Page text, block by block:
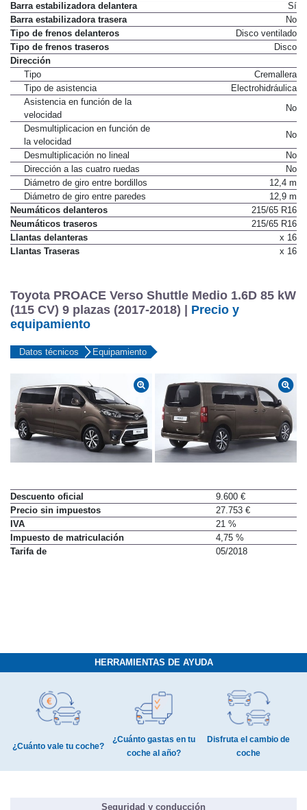
Barra estabilizadora delantera
Sí
Barra estabilizadora trasera
No
Tipo de frenos delanteros
Disco ventilado
Tipo de frenos traseros
Disco
Dirección
Tipo
Cremallera
Tipo de asistencia
Electrohidráulica
Asistencia en función de la
velocidad
No
Desmultiplicacion en función de
la velocidad
No
Desmultiplicación no lineal
No
Dirección a las cuatro ruedas
No
Diámetro de giro entre bordillos
12,4 m
Diámetro de giro entre paredes
12,9 m
Neumáticos delanteros
215/65 R16
Neumáticos traseros
215/65 R16
Llantas delanteras
x 16
Llantas Traseras
x 16
Toyota PROACE Verso Shuttle Medio 1.6D 85 kW
(115 CV) 9 plazas (2017-2018) | Precio y
equipamiento
Datos técnicos Equipamiento
Descuento oficial
9.600 €
Precio sin impuestos
27.753 €
IVA
21 %
Impuesto de matriculación
4,75 %
Tarifa de
05/2018
HERRAMIENTAS DE AYUDA
¿Cuánto vale tu coche?
¿Cuánto gastas en tu
coche al año?
Disfruta el cambio de
coche
Seguridad y conducción